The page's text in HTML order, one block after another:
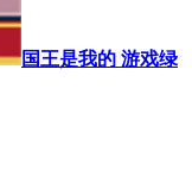
国王是我的 游戏绿